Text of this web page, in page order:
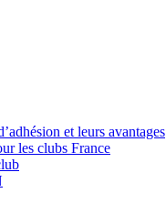
et leurs avantages
les clubs France